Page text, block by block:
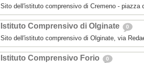
Sito dell'istituto comprensivo di Cremeno - piazza
Istituto Comprensivo di Olginate 0
Sito dell'istituto comprensivo di Olginate, via
Istituto Comprensivo Forio 0